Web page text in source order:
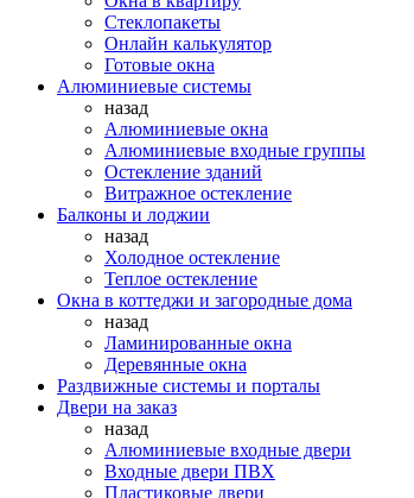
Стеклопакеты
Онлайн калькулятор
Готовые окна
Алюминиевые системы
назад
Алюминиевые окна
Алюминиевые входные группы
Остекление зданий
Витражное остекление
Балконы и лоджии
назад
Холодное остекление
Теплое остекление
Окна в коттеджи и загородные дома
назад
Ламинированные окна
Деревянные окна
Раздвижные системы и порталы
Двери на заказ
назад
Алюминиевые входные двери
Входные двери ПВХ
Пластиковые двери